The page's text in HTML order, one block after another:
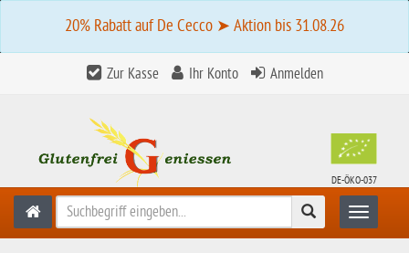
20% Rabatt auf De Cecco ➤ Aktion bis 31.08.26
Zur Kasse Ihr Konto Anmelden
DE-ÖKO-037
Suchen Toggle